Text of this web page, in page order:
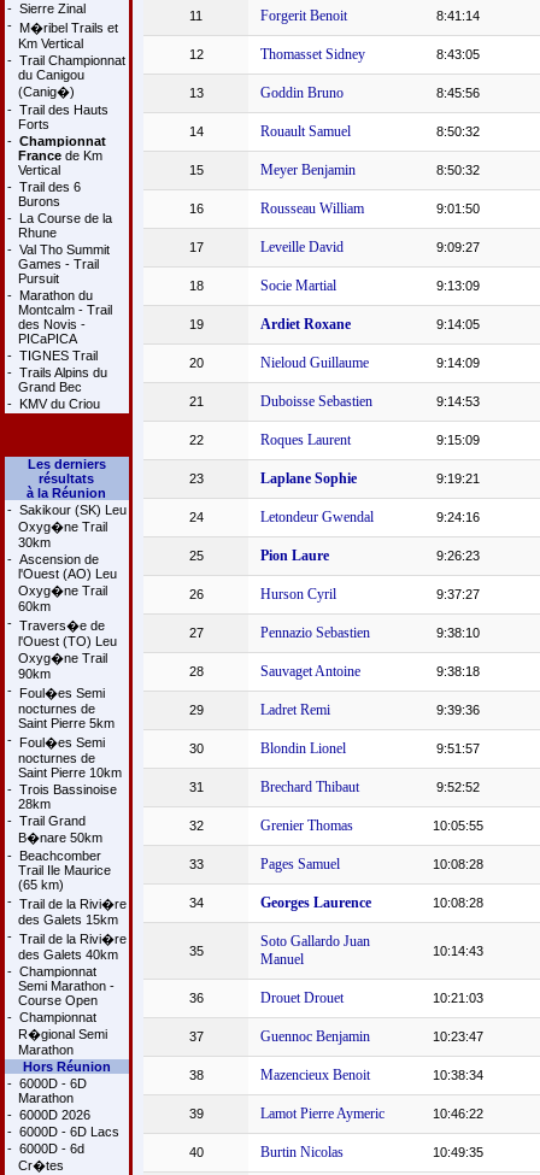
- Sierre Zinal
- M�ribel Trails et
Km Vertical
- Trail Championnat
du Canigou
(Canig�)
- Trail des Hauts
Forts
- Championnat
Francede Km
Vertical
- Trail des 6
Burons
- La Course de la
Rhune
- Val Tho Summit
Games - Trail
Pursuit
- Marathon du
Montcalm - Trail
des Novis -
PICaPICA
- TIGNES Trail
- Trails Alpins du
Grand Bec
- KMV du Criou
Les derniers
résultats
à la Réunion
- Sakikour (SK) Leu
Oxyg�ne Trail
30km
- Ascension de
l'Ouest (AO) Leu
Oxyg�ne Trail
60km
- Travers�e de
l'Ouest (TO) Leu
Oxyg�ne Trail
90km
- Foul�es Semi
nocturnes de
Saint Pierre 5km
- Foul�es Semi
nocturnes de
Saint Pierre 10km
- Trois Bassinoise
28km
- Trail Grand
B�nare 50km
- Beachcomber
Trail Ile Maurice
(65 km)
- Trail de la Rivi�re
des Galets 15km
- Trail de la Rivi�re
des Galets 40km
- Championnat
Semi Marathon -
Course Open
- Championnat
R�gional Semi
Marathon
Hors Réunion
- 6000D - 6D
Marathon
- 6000D 2026
- 6000D - 6D Lacs
- 6000D - 6d
Cr�tes
11 Forgerit Benoit 8:41:14
12 Thomasset Sidney 8:43:05
13 Goddin Bruno 8:45:56
14 Rouault Samuel 8:50:32
15 Meyer Benjamin 8:50:32
16 Rousseau William 9:01:50
17 Leveille David 9:09:27
18 Socie Martial 9:13:09
19 Ardiet Roxane 9:14:05
20 Nieloud Guillaume 9:14:09
21 Duboisse Sebastien 9:14:53
22 Roques Laurent 9:15:09
23 Laplane Sophie 9:19:21
24 Letondeur Gwendal 9:24:16
25 Pion Laure 9:26:23
26 Hurson Cyril 9:37:27
27 Pennazio Sebastien 9:38:10
28 Sauvaget Antoine 9:38:18
29 Ladret Remi 9:39:36
30 Blondin Lionel 9:51:57
31 Brechard Thibaut 9:52:52
32 Grenier Thomas 10:05:55
33 Pages Samuel 10:08:28
34 Georges Laurence 10:08:28
35
Soto Gallardo Juan
Manuel
10:14:43
36 Drouet Drouet 10:21:03
37 Guennoc Benjamin 10:23:47
38 Mazencieux Benoit 10:38:34
39 Lamot Pierre Aymeric 10:46:22
40 Burtin Nicolas 10:49:35